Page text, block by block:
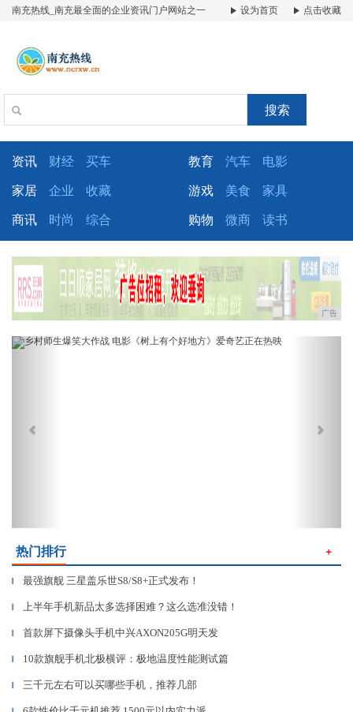
南充热线_南充最全面的企业资讯门户网站之一 设为首页 点击收藏
搜索
资讯 财经 买车 教育 汽车 电影
家居 企业 收藏 游戏 美食 家具
商讯 时尚 综合 购物 微商 读书
广告
Previous
热门排行 ＋
▎ 最强旗舰 三星盖乐世S8/S8+正式发布！
▎ 上半年手机新品太多选择困难？这么选准没错！
▎ 首款屏下摄像头手机中兴AXON205G明天发
▎ 10款旗舰手机北极横评：极地温度性能测试篇
▎ 三千元左右可以买哪些手机，推荐几部